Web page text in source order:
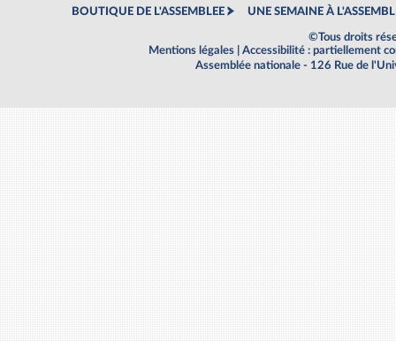
BOUTIQUE DE L'ASSEMBLEE UNE SEMAINE À
©Tous droits
Mentions légales
Accessibilité : partiellement
Assemblée nationale - 126 Rue de